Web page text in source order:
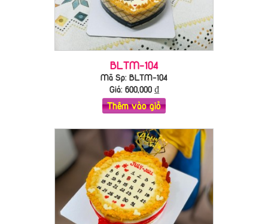
BLTM-104
Mã Sp: BLTM-104
Giá: 600,000₫
Thêm vào giỏ